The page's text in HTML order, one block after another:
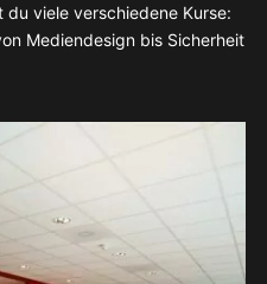
du viele verschiedene Kurse:
Mediendesign bis Sicherheit